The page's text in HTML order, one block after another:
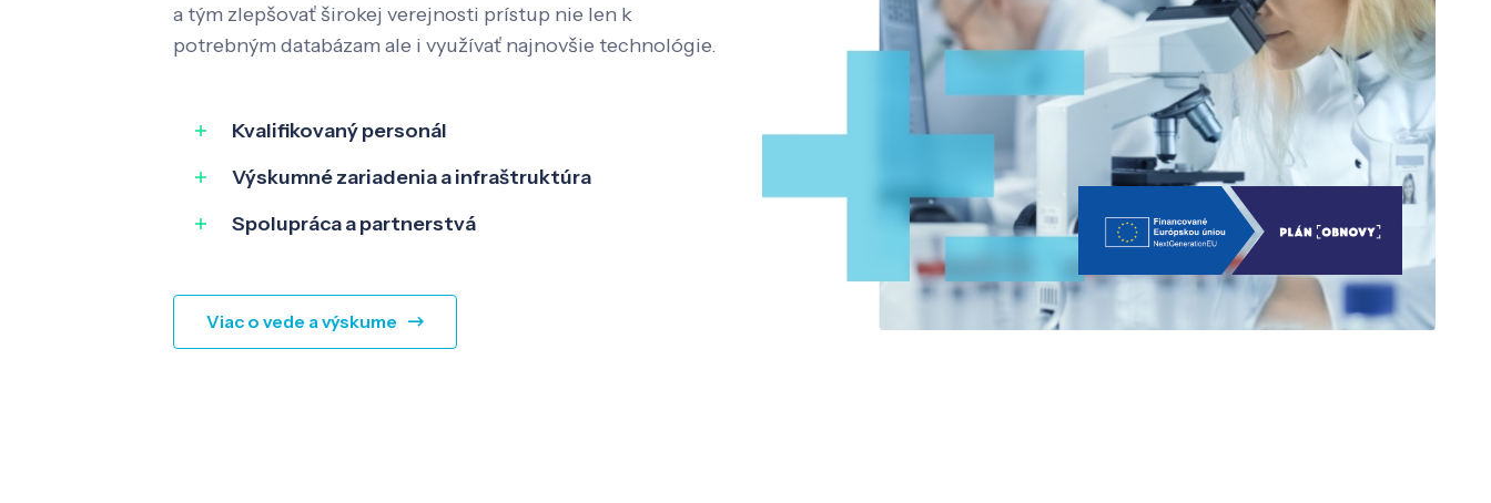
a tým zlepšovať širokej verejnosti prístup nie len k
potrebným databázam ale i využívať najnovšie technológie.
Kvalifikovaný personál
Výskumné zariadenia a infraštruktúra
Spolupráca a partnerstvá
Viac o vede a výskume